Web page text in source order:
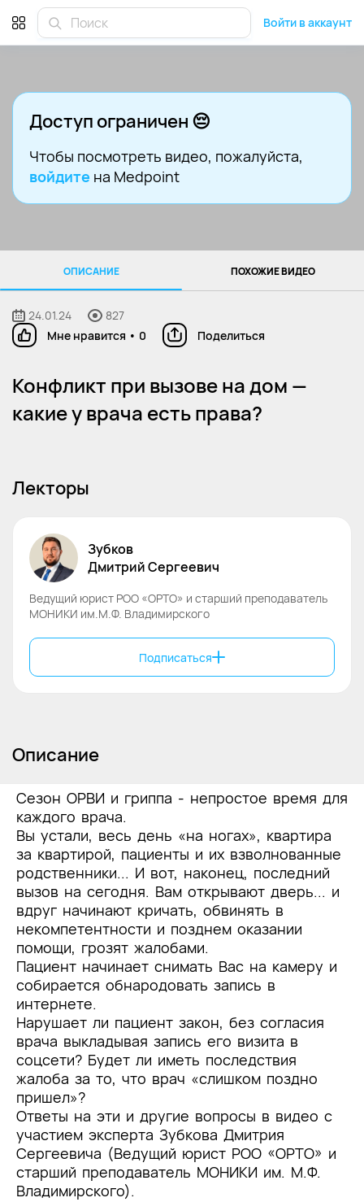
Войти в аккаунт
Доступ ограничен 😔
Чтобы посмотреть видео, пожалуйста,
войдите на Medpoint
ОПИСАНИЕ ПОХОЖИЕ ВИДЕО
24.01.24
827
Мне нравится • 0 Поделиться
Конфликт при вызове на дом —
какие у врача есть права?
Лекторы
Зубков
ДмитрийСергеевич
Ведущий юрист РОО «ОРТО» и старший преподаватель
МОНИКИ им.М.Ф. Владимирского
Подписаться
Описание
Сезон ОРВИ и гриппа - непростое время для
каждого врача.
Вы устали, весь день «на ногах», квартира
за квартирой, пациенты и их взволнованные
родственники... И вот, наконец, последний
вызов на сегодня. Вам открывают дверь... и
вдруг начинают кричать, обвинять в
некомпетентности и позднем оказании
помощи, грозят жалобами.
Пациент начинает снимать Вас на камеру и
собирается обнародовать запись в
интернете.
Нарушает ли пациент закон, без согласия
врача выкладывая запись его визита в
соцсети? Будет ли иметь последствия
жалоба за то, что врач «слишком поздно
пришел»?
Ответы на эти и другие вопросы в видео с
участием эксперта Зубкова Дмитрия
Сергеевича (Ведущий юрист РОО «ОРТО» и
старший преподаватель МОНИКИ им. М.Ф.
Владимирского).